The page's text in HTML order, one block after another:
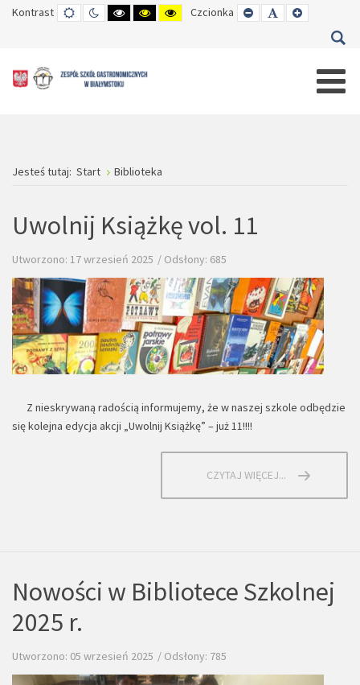
Kontrast TRYB
DOMYŚLNY
TRYB
DZIENNY
WYSOKI
CZARNO-
WYSOKI
CZARNO-
WYSOKI
ŻÓŁTO-
Czcionka SET
SMALLER
SET
DEFAULT
SET
LARGER
Jesteś tutaj: Start Biblioteka
Uwolnij Książkę vol. 11
Utworzono: 17 wrzesień 2025 Odsłony: 685
Z nieskrywaną radością informujemy, że w naszej szkole odbędzie
się kolejna edycja akcji „Uwolnij Książkę” – już 11!!!!
CZYTAJ WIĘCEJ...
Nowości w Bibliotece Szkolnej
2025 r.
Utworzono: 05 wrzesień 2025 Odsłony: 785